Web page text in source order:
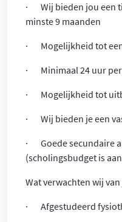
· Wij bieden jou een
minste 9 maanden
· Mogelijkheid tot
· Minimaal 24 uur
· Mogelijkheid tot
· Wij bieden je een
· Goede secundaire
(scholingsbudget is
Wat verwachten wij
· Afgestudeerd